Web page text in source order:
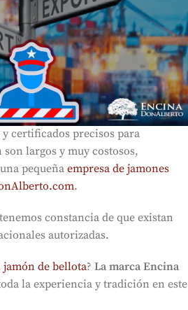
certificados precisos para
largos y muy costosos,
pequeña empresa de jamones
.
constancia de que existan
autorizadas.
jamón de bellota? La marca Encina
la experiencia y tradición en este